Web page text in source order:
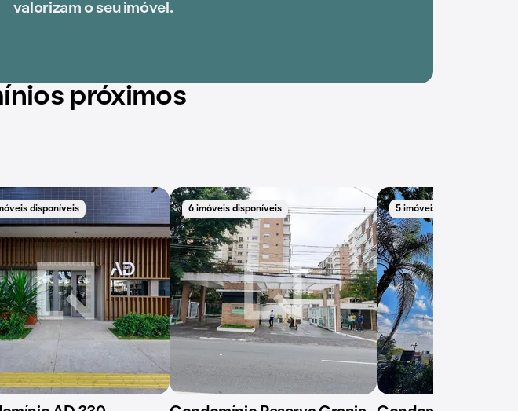
valorizam o seu imóvel.
próximos
disponíveis 6 imóveis disponíveis 5 imóveis disponíveis